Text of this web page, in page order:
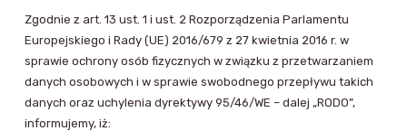
Zgodnie z art. 13 ust. 1 i ust. 2 Rozporządzenia Parlamentu
Europejskiego i Rady (UE) 2016/679 z 27 kwietnia 2016 r. w
sprawie ochrony osób fizycznych w związku z przetwarzaniem
danych osobowych i w sprawie swobodnego przepływu takich
danych oraz uchylenia dyrektywy 95/46/WE – dalej „RODO”,
informujemy, iż: